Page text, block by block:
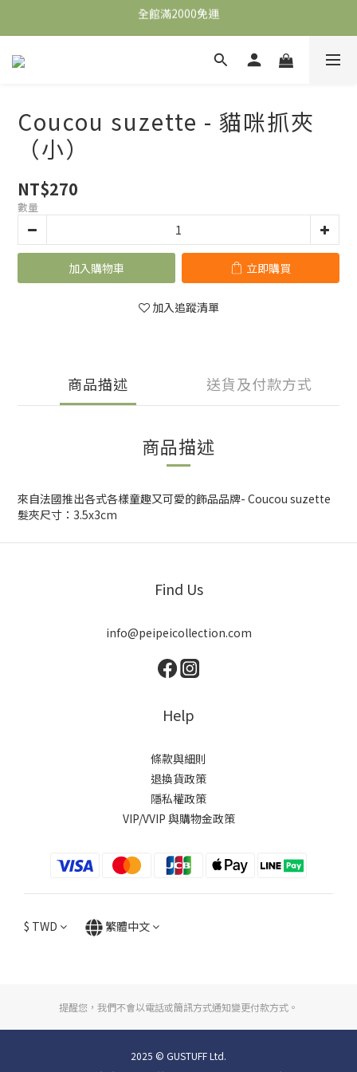
全館滿2000免運
全館滿2000免運
全館滿2000免運
Coucou suzette - 貓咪抓夾
（小）
NT$270
數量
加入購物車 立即購買
加入追蹤清單
商品描述 送貨及付款方式
商品描述
來自法國推出各式各樣童趣又可愛的飾品品牌- Coucou suzette
髮夾尺寸：3.5x3cm
Find Us
info@peipeicollection.com
Help
條款與細則
退換貨政策
隱私權政策
VIP/VVIP 與購物金政策
$ TWD 繁體中文
提醒您，我們不會以電話或簡訊方式通知變更付款方式。
2025 © GUSTUFF Ltd.